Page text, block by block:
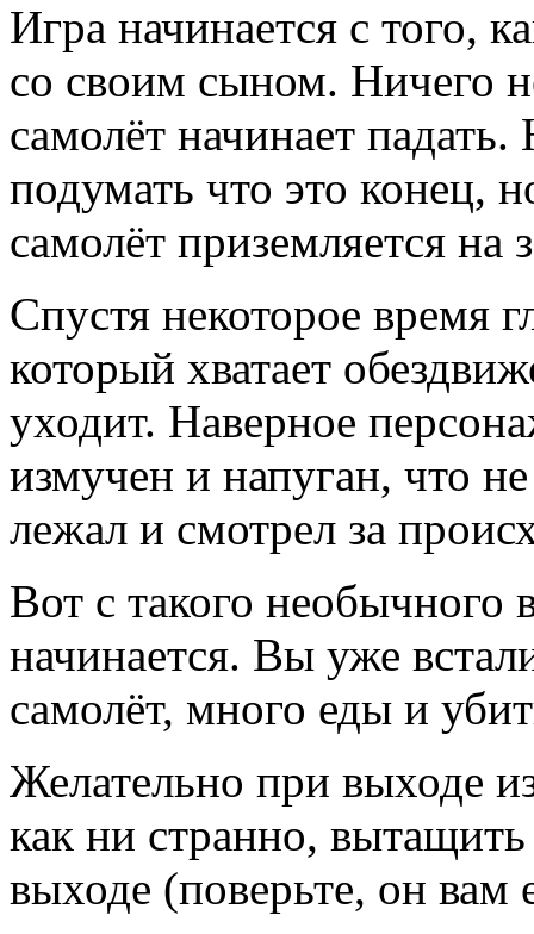
Игра начинается с того,
со своим сыном. Ничего
самолёт начинает
подумать что это конец,
самолёт приземляется на
Спустя некоторое время
который хватает
уходит. Наверное
измучен и напуган, что
лежал и смотрел за
Вот с такого необычного
начинается. Вы уже
самолёт, много еды и
Желательно при выходе
как ни странно,
выходе (поверьте, он вам